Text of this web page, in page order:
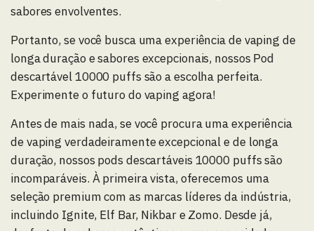
sabores envolventes.
Portanto, se você busca uma experiência de vaping de
longa duração e sabores excepcionais, nossos Pod
descartável 10000 puffs são a escolha perfeita.
Experimente o futuro do vaping agora!
Antes de mais nada, se você procura uma experiência
de vaping verdadeiramente excepcional e de longa
duração, nossos pods descartáveis 10000 puffs são
incomparáveis. À primeira vista, oferecemos uma
seleção premium com as marcas líderes da indústria,
incluindo Ignite, Elf Bar, Nikbar e Zomo. Desde já,